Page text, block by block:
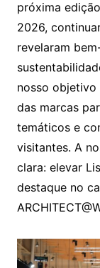
próxima
2026,
revelaram
nosso objetivo
das marcas
temáticos e
visitantes. A
clara: elevar
destaque no